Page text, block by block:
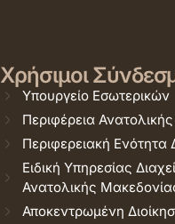
Χρήσιμοι
Υπουργείο Εσωτερικών
Περιφέρεια
Περιφερειακή Ενότητα
Ειδική Υπηρεσίας
Ανατολικής
Αποκεντρωμένη